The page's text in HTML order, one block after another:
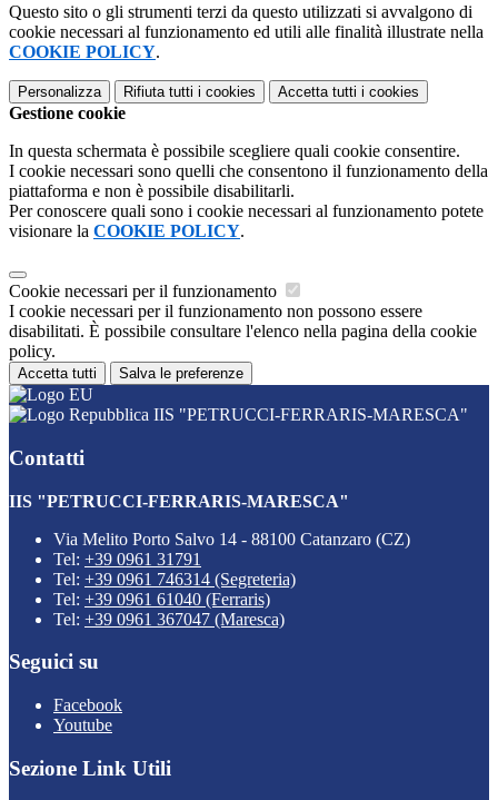
Questo sito o gli strumenti terzi da questo utilizzati si avvalgono di
cookie necessari al funzionamento ed utili alle finalità illustrate nella
COOKIE POLICY.
Personalizza Rifiuta tutti i cookies Accetta tutti i cookies
Gestione cookie
In questa schermata è possibile scegliere quali cookie consentire.
I cookie necessari sono quelli che consentono il funzionamento della
piattaforma e non è possibile disabilitarli.
Per conoscere quali sono i cookie necessari al funzionamento potete
visionare la COOKIE POLICY.
Cookie necessari per il funzionamento
I cookie necessari per il funzionamento non possono essere
disabilitati. È possibile consultare l'elenco nella pagina della cookie
policy.
Accetta tutti Salva le preferenze
IIS "PETRUCCI-FERRARIS-MARESCA"
Contatti
IIS "PETRUCCI-FERRARIS-MARESCA"
Via Melito Porto Salvo 14 - 88100 Catanzaro (CZ)
Tel: +39 0961 31791
Tel: +39 0961 746314 (Segreteria)
Tel: +39 0961 61040 (Ferraris)
Tel: +39 0961 367047 (Maresca)
Seguici su
Facebook
Youtube
Sezione Link Utili